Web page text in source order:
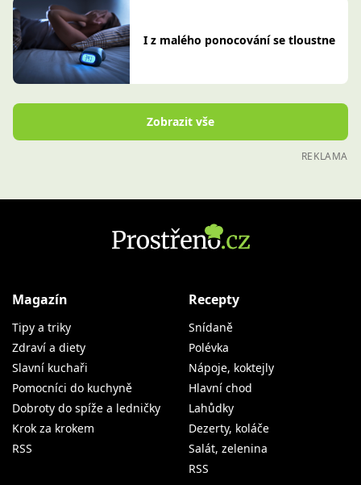
I z malého ponocování se tloustne
Zobrazit vše
REKLAMA
Magazín
Tipy a triky
Zdraví a diety
Slavní kuchaři
Pomocníci do kuchyně
Dobroty do spíže a ledničky
Krok za krokem
RSS
Recepty
Snídaně
Polévka
Nápoje, koktejly
Hlavní chod
Lahůdky
Dezerty, koláče
Salát, zelenina
RSS